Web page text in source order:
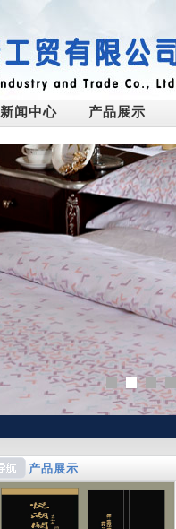
新闻中心 产品展示
产品展示